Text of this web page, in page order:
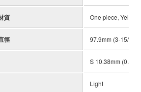
質 One piece, Yellow
徑 97.9mm (3-15/16")
S 10.38mm
Light